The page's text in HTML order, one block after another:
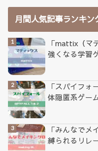
月間人気記事ランキン
「mattix（マ
強くなる学習
「スパイフォ
体隠匿系ゲー
「みんなでメ
縛られるリレ